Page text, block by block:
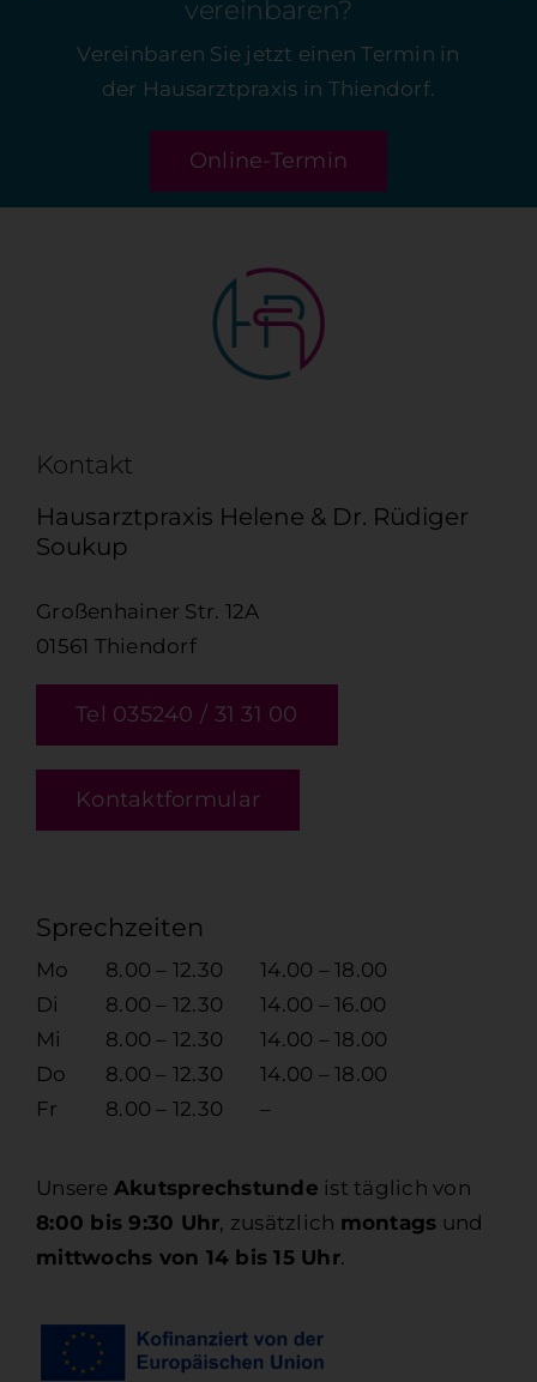
vereinbaren?
Vereinbaren Sie jetzt einen Termin in
der Hausarztpraxis in Thiendorf.
Online-Termin
Kontakt
Hausarztpraxis Helene & Dr. Rüdiger
Soukup
Großenhainer Str. 12A
01561 Thiendorf
Tel 035240 / 31 31 00
Kontaktformular
Sprechzeiten
Mo 8.00 – 12.30
14.00 – 18.00
Di
8.00 – 12.30
14.00 – 16.00
Mi
8.00 – 12.30
14.00 – 18.00
Do
8.00 – 12.30
14.00 – 18.00
Fr
8.00 – 12.30 –
Unsere Akutsprechstunde ist täglich von
8:00 bis 9:30 Uhr, zusätzlich montags und
mittwochs von 14 bis 15 Uhr.